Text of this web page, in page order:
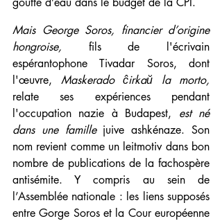
Mais George Soros, financier d’origine
hongroise, fils de l'écrivain
espérantophone Tivadar Soros, dont
l'œuvre, Maskerado ĉirkaŭ la morto,
relate ses expériences pendant
l'occupation nazie à Budapest, est né
dans une famille juive ashkénaze. Son
nom revient comme un leitmotiv dans bon
nombre de publications de la fachospère
antisémite. Y compris au sein de
l’Assemblée nationale : les liens supposés
entre Gorge Soros et la Cour européenne